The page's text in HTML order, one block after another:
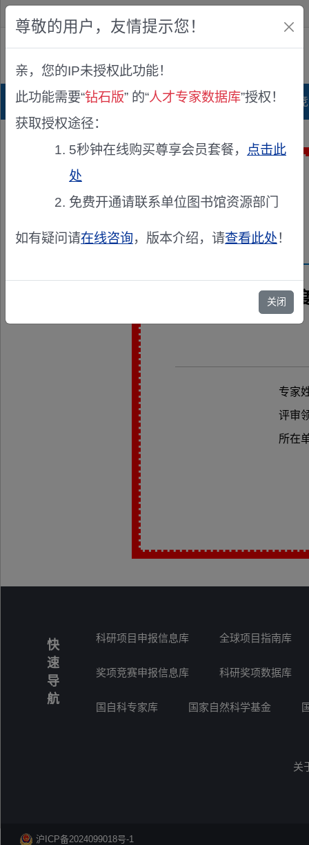
公众版
首页 科研项目库 项目指南库 奖项
兹聘请《2024年
专家
评审
所在
快
速
导
航
科研项目申报信息库 全球项目指南库
奖项竞赛申报信息库 科研奖项数据库
国自科专家库 国家自然科学基金
关
沪ICP备2024099018号-1
尊敬的用户，友情提示您！
亲，您的IP未授权此功能！
此功能需要“钻石版” 的“人才专家数据库”授权！
获取授权途径：
5秒钟在线购买尊享会员套餐， 点击此
处
免费开通请联系单位图书馆资源部门
如有疑问请在线咨询，版本介绍，请查看此处！
关闭